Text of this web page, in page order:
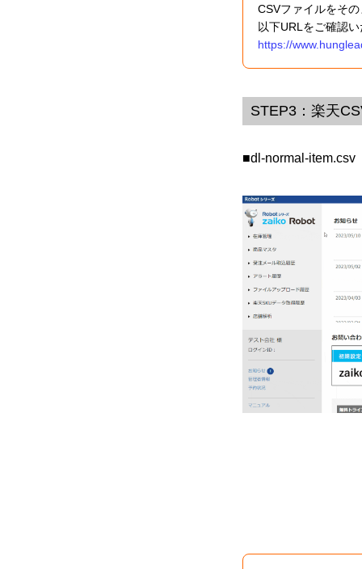
CSVファイルをそ
以下URLをご確認
https://
STEP3：楽天
■dl-normal-item.csv